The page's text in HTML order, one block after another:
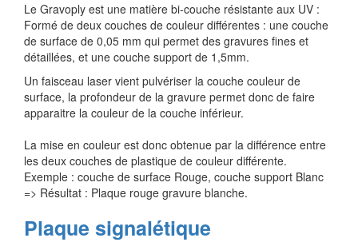
Le Gravoply est une matière bi-couche résistante aux UV :
Formé de deux couches de couleur différentes : une couche
de surface de 0,05 mm qui permet des gravures fines et
détaillées, et une couche support de 1,5mm.
Un faisceau laser vient pulvériser la couche couleur de
surface, la profondeur de la gravure permet donc de faire
apparaitre la couleur de la couche inférieur.
La mise en couleur est donc obtenue par la différence entre
les deux couches de plastique de couleur différente.
Exemple : couche de surface Rouge, couche support Blanc
=> Résultat : Plaque rouge gravure blanche.
Plaque signalétique